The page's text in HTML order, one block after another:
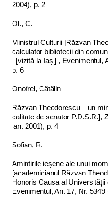
2004), p. 2
Ol., C.
Ministrul Culturii [Răzvan
calculator bibliotecii din
: [vizită la Iaşi] , Evenimentul,
p. 6
Onofrei, Cătălin
Răzvan Theodorescu – un
calitate de senator P.D.S.R.],
ian. 2001), p. 4
Sofian, R.
Amintirile ieşene ale unui
[academicianul Răzvan
Honoris Causa al Universităţii
Evenimentul, An. 17, Nr. 5349